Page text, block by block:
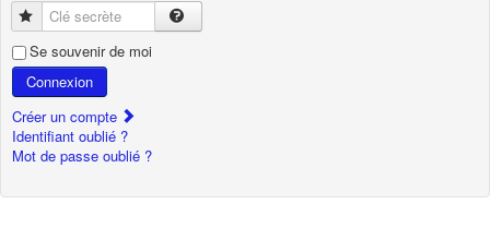
Clé secrète
Se souvenir de moi
Connexion
Créer un compte
Identifiant oublié ?
Mot de passe oublié ?